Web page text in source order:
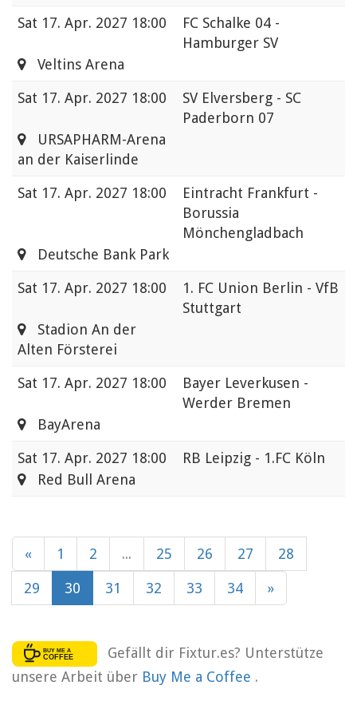
Sat 17. Apr. 2027 18:00
FC Schalke 04 -
Hamburger SV
Veltins Arena
Sat 17. Apr. 2027 18:00
SV Elversberg - SC
Paderborn 07
URSAPHARM-Arena
an der Kaiserlinde
Sat 17. Apr. 2027 18:00
Eintracht Frankfurt -
Borussia
Mönchengladbach
Deutsche Bank Park
Sat 17. Apr. 2027 18:00
1. FC Union Berlin - VfB
Stuttgart
Stadion An der
Alten Försterei
Sat 17. Apr. 2027 18:00
Bayer Leverkusen -
Werder Bremen
BayArena
Sat 17. Apr. 2027 18:00
RB Leipzig - 1.FC Köln
Red Bull Arena
« 1 2 ... 25 26 27 28
29 30 31 32 33 34 »
Gefällt dir Fixtur.es? Unterstütze
unsere Arbeit über Buy Me a Coffee .